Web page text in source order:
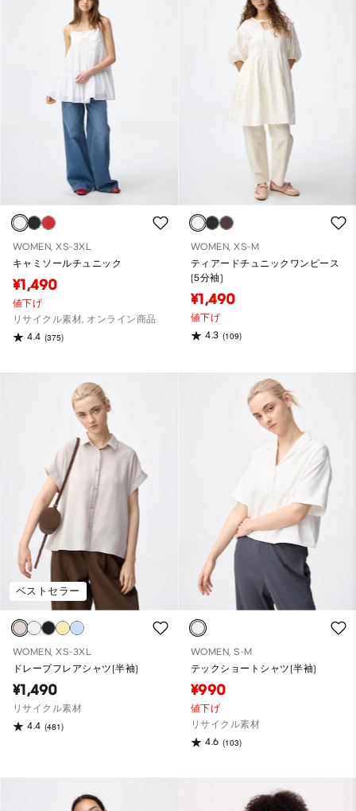
WOMEN, XS-3XL
キャミソールチュニック
¥1,490
値下げ
リサイクル素材, オンライン商品
4.4 (375)
WOMEN, XS-M
ティアードチュニックワンピース
(5分袖)
¥1,490
値下げ
4.3 (109)
ベストセラー
WOMEN, XS-3XL
ドレープフレアシャツ(半袖)
¥1,490
リサイクル素材
4.4 (481)
WOMEN, S-M
テックショートシャツ(半袖)
¥990
値下げ
リサイクル素材
4.6 (103)